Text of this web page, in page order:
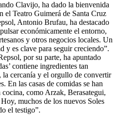
Clavijo, ha dado la bienvenida
el Teatro Guimerá de Santa Cruz
Antonio Brufau, ha destacado
económicamente el entorno,
y otros negocios locales. Un
y es clave para seguir creciendo”.
por su parte, ha apuntado
contiene ingredientes tan
la cercanía y el orgullo de convertir
En las casas de comidas se han
como Arzak, Berasategui,
muchos de los nuevos Soles
el testigo”.